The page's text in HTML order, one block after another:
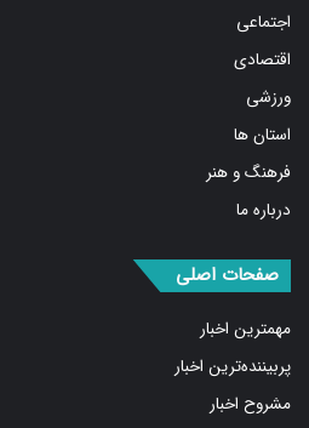
اجتماعی
اقتصادی
ورزشی
استان ها
فرهنگ و هنر
درباره ما
صفحات اصلی
مهمترین اخبار
پربیننده‌ترین اخبار
مشروح اخبار